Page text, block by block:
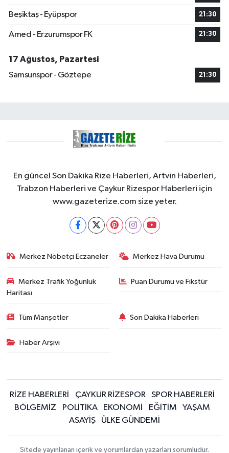
Beşiktaş - Eyüpspor 21:30
Amed - Erzurumspor FK 21:30
17 Ağustos, Pazartesi
Samsunspor - Göztepe
21:30
En güncel Son Dakika Rize Haberleri, Artvin Haberleri,
Trabzon Haberleri ve Çaykur Rizespor Haberleri için
www.gazeterize.com size yeter.
Merkez Nöbetçi Eczaneler Merkez Hava Durumu
Merkez Trafik Yoğunluk
Haritası
Puan Durumu ve Fikstür
Tüm Manşetler Son Dakika Haberleri
Haber Arşivi
RİZE HABERLERİ ÇAYKUR RİZESPOR
SPOR HABERLERİ
BÖLGEMİZ
POLİTİKA EKONOMİ EĞİTİM
YAŞAM
ASAYİŞ
ÜLKE GÜNDEMİ
Sitede yayınlanan içerik ve yorumlardan yazarları sorumludur.